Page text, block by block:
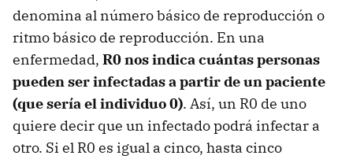
denomina al número básico de reproducción o
ritmo básico de reproducción. En una
enfermedad, R0 nos indica cuántas personas
pueden ser infectadas a partir de un paciente
(que sería el individuo 0). Así, un R0 de uno
quiere decir que un infectado podrá infectar a
otro. Si el R0 es igual a cinco, hasta cinco